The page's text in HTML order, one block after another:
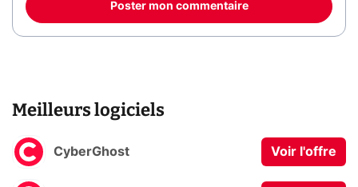
Poster mon commentaire
Meilleurs logiciels
CyberGhost Voir l'offre